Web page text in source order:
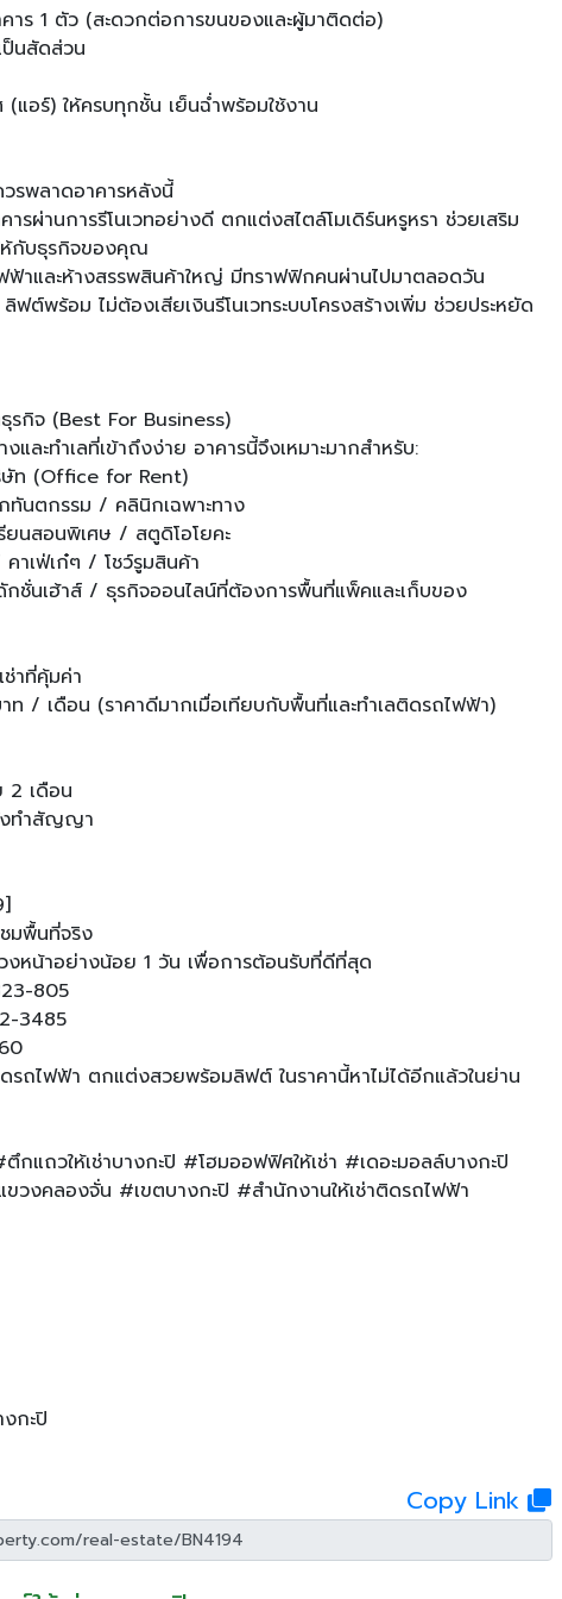
าร 1 ตัว (สะดวกต่อการขนของและผู้มาติดต่อ)
นสัดส่วน
แอร์) ให้ครบทุกชั้น เย็นฉ่ำพร้อมใช้งาน
รพลาดอาคารหลังนี้
รผ่านการรีโนเวทอย่างดี ตกแต่งสไตล์โมเดิร์นหรูหรา ช่วยเสริม
กับธุรกิจของคุณ
ฟ้าและห้างสรรพสินค้าใหญ่ มีทราฟฟิกคนผ่านไปมาตลอดวัน
ต์พร้อม ไม่ต้องเสียเงินรีโนเวทระบบโครงสร้างเพิ่ม ช่วยประหยัด
รกิจ (Best For Business)
และทำเลที่เข้าถึงง่าย อาคารนี้จึงเหมาะมากสำหรับ:
ท (Office for Rent)
นตกรรม / คลินิกเฉพาะทาง
ยนสอนพิเศษ / สตูดิโอโยคะ
าเฟ่เก๋ๆ / โชว์รูมสินค้า
ชั่นเฮ้าส์ / ธุรกิจออนไลน์ที่ต้องการพื้นที่แพ็คและเก็บของ
ช่าที่คุ้มค่า
ท / เดือน (ราคาดีมากเมื่อเทียบกับพื้นที่และทำเลติดรถไฟฟ้า)
2 เดือน
งทำสัญญา
มพื้นที่จริง
หน้าอย่างน้อย 1 วัน เพื่อการต้อนรับที่ดีที่สุด
805
3485
รถไฟฟ้า ตกแต่งสวยพร้อมลิฟต์ ในราคานี้หาไม่ได้อีกแล้วในย่าน
กแถวให้เช่าบางกะปิ #โฮมออฟฟิศให้เช่า #เดอะมอลล์บางกะปิ
วงคลองจั่น #เขตบางกะปิ #สำนักงานให้เช่าติดรถไฟฟ้า
กะปิ
Copy Link